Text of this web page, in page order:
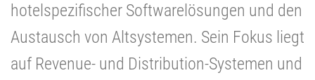
hotelspezifischer Softwarelösungen und den
Austausch von Altsystemen. Sein Fokus liegt
auf Revenue- und Distribution-Systemen und